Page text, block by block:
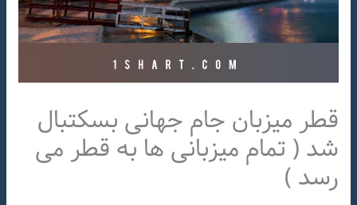
قطر میزبان جام جهانی بسکتبال
شد ( تمام میزبانی ها به قطر می
رسد )